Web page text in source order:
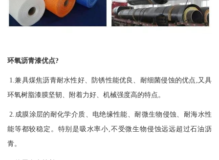
环氧沥青漆优点?
1.兼具煤焦沥青耐水性好、防锈性能优良、耐细菌侵蚀的优点,又具
环氧树脂漆膜坚韧、附着力好、机械强度高的特点。
2.成膜涂层的耐化学介质、电绝缘性能、耐微生物侵蚀、耐海水性
能等都较稳定。特别是吸水率小,不受微生物侵蚀远远超过石油沥
青。